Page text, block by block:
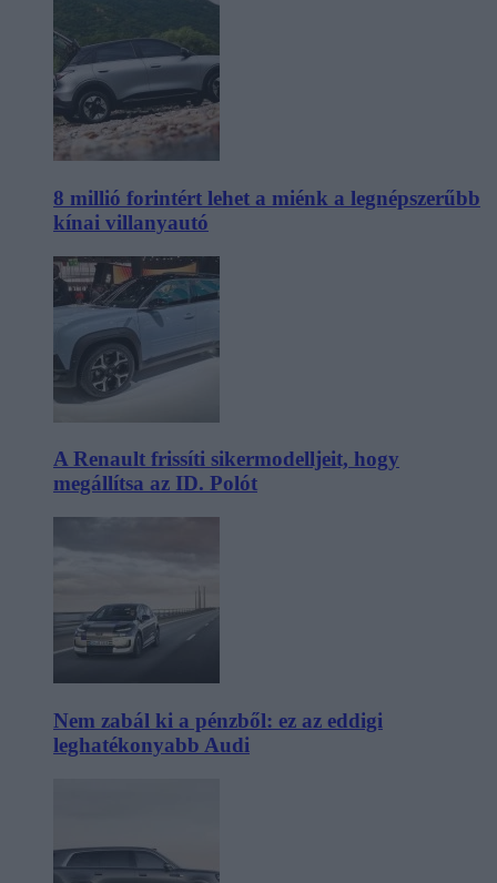
8 millió forintért lehet a miénk a legnépszerűbb
kínai villanyautó
A Renault frissíti sikermodelljeit, hogy
megállítsa az ID. Polót
Nem zabál ki a pénzből: ez az eddigi
leghatékonyabb Audi